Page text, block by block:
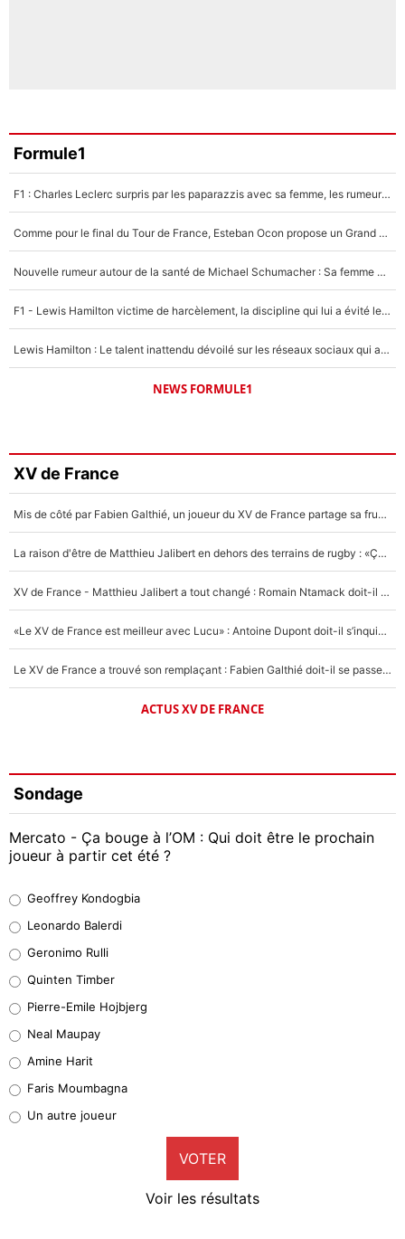
Formule1
F1 : Charles Leclerc surpris par les paparazzis avec sa femme, les rumeurs étaient vraies !
Comme pour le final du Tour de France, Esteban Ocon propose un Grand Prix de Formule 1 à Paris : «Autour de l’Arc de Triomphe, ce serait génial» !
Nouvelle rumeur autour de la santé de Michael Schumacher : Sa femme Corinna sort du silence
F1 - Lewis Hamilton victime de harcèlement, la discipline qui lui a évité le pire : «J'aurais probablement mal tourné»
Lewis Hamilton : Le talent inattendu dévoilé sur les réseaux sociaux qui a impressionné Kim Kardashian pendant leurs vacances en amoureux !
NEWS FORMULE1
XV de France
Mis de côté par Fabien Galthié, un joueur du XV de France partage sa frustration : «ils ne me l’ont pas dit tout de suite»
La raison d'être de Matthieu Jalibert en dehors des terrains de rugby : «Ça m'atteint autant que si tu touches à un membre de ma famille»
XV de France - Matthieu Jalibert a tout changé : Romain Ntamack doit-il s’inquiéter pour sa place à un an de la Coupe du monde ?
«Le XV de France est meilleur avec Lucu» : Antoine Dupont doit-il s’inquiéter pour sa place ?
Le XV de France a trouvé son remplaçant : Fabien Galthié doit-il se passer d'Antoine Dupont ?
ACTUS XV DE FRANCE
Sondage
Mercato - Ça bouge à l’OM : Qui doit être le prochain
joueur à partir cet été ?
38%
32%
4%
1%
9%
Geoffrey Kondogbia
Leonardo Balerdi
Geronimo Rulli
Quinten Timber
Pierre-Emile Hojbjerg
Neal Maupay
Amine Harit
Faris Moumbagna
Un autre joueur
VOTER
Voir les résultats